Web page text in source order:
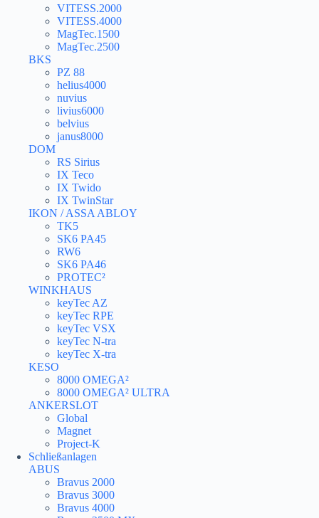
VITESS.2000
VITESS.4000
MagTec.1500
MagTec.2500
BKS
PZ 88
helius4000
nuvius
livius6000
belvius
janus8000
DOM
RS Sirius
IX Teco
IX Twido
IX TwinStar
IKON / ASSA ABLOY
TK5
SK6 PA45
RW6
SK6 PA46
PROTEC²
WINKHAUS
keyTec AZ
keyTec RPE
keyTec VSX
keyTec N-tra
keyTec X-tra
KESO
8000 OMEGA²
8000 OMEGA² ULTRA
ANKERSLOT
Global
Magnet
Project-K
Schließanlagen
ABUS
Bravus 2000
Bravus 3000
Bravus 4000